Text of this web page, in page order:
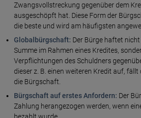
Zwangsvollstreckung gegenüber dem
ausgeschöpft hat. Diese Form der
die beste und wird am häufigsten
Globalbürgschaft: Der Bürge haftet
Summe im Rahmen eines Kredites,
Verpflichtungen des Schuldners
dieser z. B. einen weiteren Kredit auf,
die Bürgschaft.
Bürgschaft auf erstes Anfordern: Der
Zahlung herangezogen werden, wenn
bezahlt wurde.